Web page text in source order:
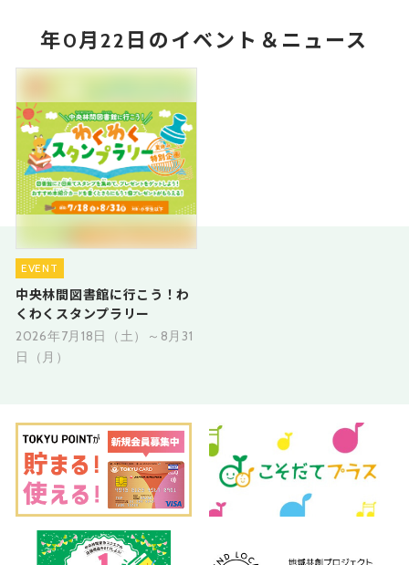
年0月22日のイベント＆ニュース
EVENT
中央林間図書館に行こう！わ
くわくスタンプラリー
2026年7月18日（土）～8月31
日（月）